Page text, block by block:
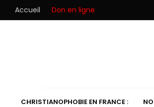
Accueil Don en ligne
CHRISTIANOPHOBIE EN FRANCE :